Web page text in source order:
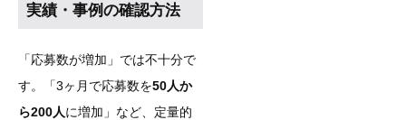
実績・事例の確認方法
「応募数が増加」では不十分で
す。「3ヶ月で応募数を50人か
ら200人に増加」など、定量的